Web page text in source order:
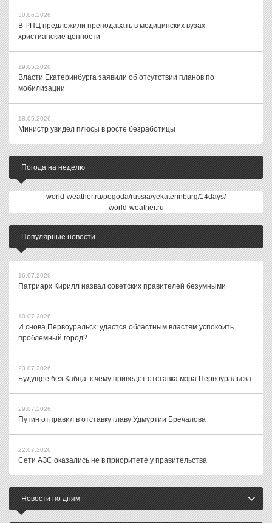
30.06.2026
В РПЦ предложили преподавать в медицинских вузах
христианские ценности
19.05.2026
Власти Екатеринбурга заявили об отсутствии планов по
мобилизации
18.05.2026
Министр увидел плюсы в росте безработицы
Погода на неделю
world-weather.ru/pogoda/russia/yekaterinburg/14days/
world-weather.ru
Популярные новости
16.07.2026
Патриарх Кирилл назвал советских правителей безумными
10.07.2026
И снова Первоуральск: удастся областным властям успокоить
проблемный город?
23.07.2026
Будущее без Кабца: к чему приведет отставка мэра Первоуральска
29.07.2026
Путин отправил в отставку главу Удмуртии Бречалова
22.07.2026
Сети АЗС оказались не в приоритете у правительства
Новости по дням